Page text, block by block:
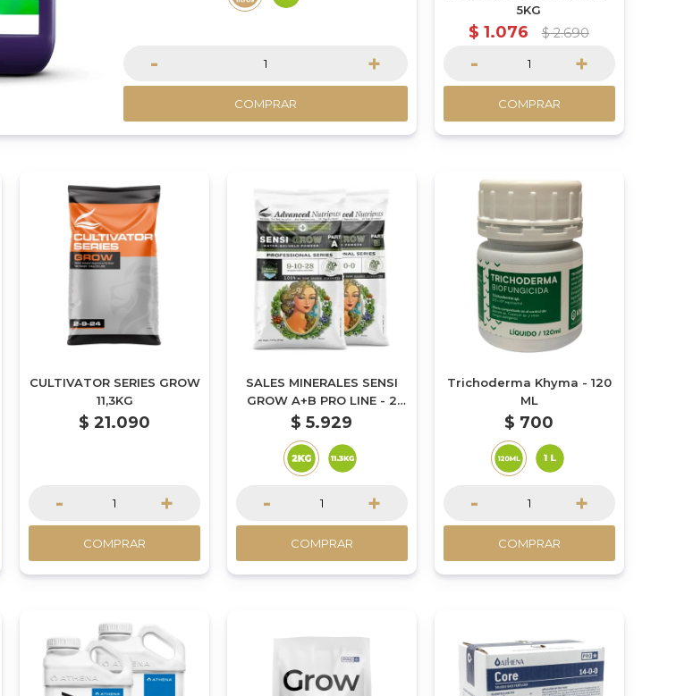
- +
COMPRAR
5KG
$ 1.076 $ 2.690
- +
COMPRAR
CULTIVATOR SERIES GROW
11,3KG
$ 21.090
- +
COMPRAR
SALES MINERALES SENSI
GROW A+B PRO LINE - 2
KG
$ 5.929
- +
COMPRAR
Trichoderma Khyma - 120
ML
$ 700
- +
COMPRAR